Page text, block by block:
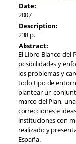
Date:
2007
Description:
238 p.
Abstract:
El Libro Blanco del
posibilidades y
los problemas y
todo tipo de
plantear un
marco del Plan,
correcciones e
instituciones con
realizado y
España.